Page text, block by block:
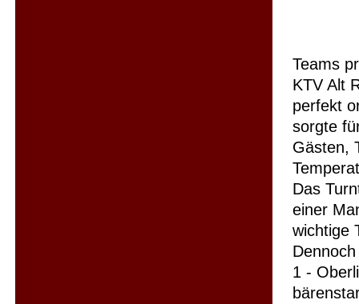
Teams
KTV Alt
perfekt
sorgte
Gästen,
Das
einer
wichtige
1 -